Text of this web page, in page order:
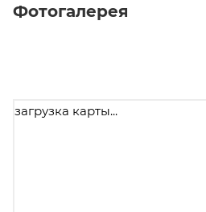
Фотогалерея
загрузка карты...